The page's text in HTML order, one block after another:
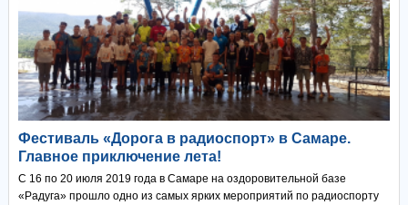
Фестиваль «Дорога в радиоспорт» в Самаре.
Главное приключение лета!
С 16 по 20 июля 2019 года в Самаре на оздоровительной базе
«Радуга» прошло одно из самых ярких мероприятий по радиоспорту